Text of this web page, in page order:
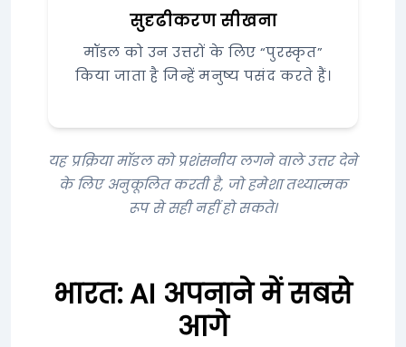
सुदृढीकरण सीखना
मॉडल को उन उत्तरों के लिए “पुरस्कृत”
किया जाता है जिन्हें मनुष्य पसंद करते हैं।
यह प्रक्रिया मॉडल को प्रशंसनीय लगने वाले उत्तर देने
के लिए अनुकूलित करती है, जो हमेशा तथ्यात्मक
रूप से सही नहीं हो सकते।
भारत: AI अपनाने में सबसे
आगे